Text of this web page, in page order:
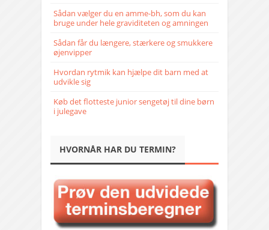
Sådan vælger du en amme-bh, som du kan
bruge under hele graviditeten og amningen
Sådan får du længere, stærkere og smukkere
øjenvipper
Hvordan rytmik kan hjælpe dit barn med at
udvikle sig
Køb det flotteste junior sengetøj til dine børn
i julegave
HVORNÅR HAR DU TERMIN?